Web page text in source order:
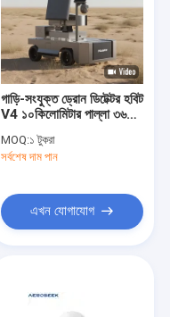
গাড়ি-সংযুক্ত ড্রোন ডিটেক্টর হবিট
V4 ১০কিলোমিটার পাল্লা ৩৬০°
MOQ:১ টুকরা
সর্বশেষ দাম পান
এখন যোগাযোগ